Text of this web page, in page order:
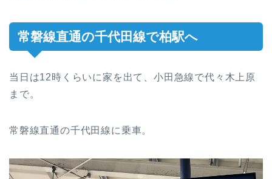
常磐線直通の千代田線で柏駅へ
当日は12時くらいに家を出て、小田急線で代々木上原
まで。
常磐線直通の千代田線に乗車。